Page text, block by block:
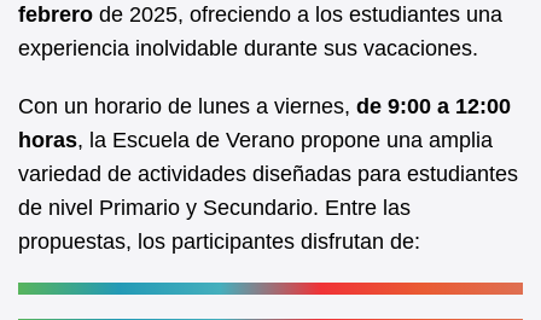
febrero de 2025, ofreciendo a los estudiantes una
experiencia inolvidable durante sus vacaciones.
Con un horario de lunes a viernes, de 9:00 a 12:00
horas, la Escuela de Verano propone una amplia
variedad de actividades diseñadas para estudiantes
de nivel Primario y Secundario. Entre las
propuestas, los participantes disfrutan de: